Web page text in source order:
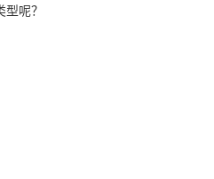
呢？